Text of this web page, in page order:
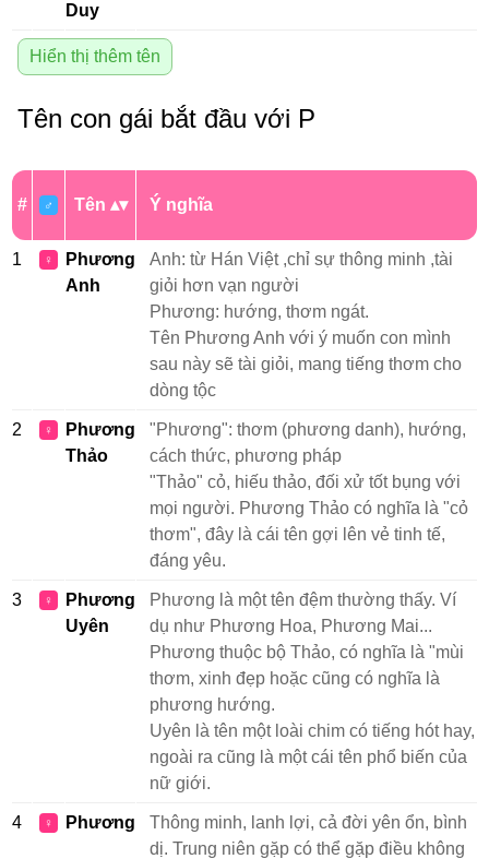
Duy
Hiển thị thêm tên
Tên con gái bắt đầu với P
# ♂ Tên Ý nghĩa
1 ♀
Phương
Anh
Anh: từ Hán Việt ,chỉ sự thông minh ,tài
giỏi hơn vạn người
Phương: hướng, thơm ngát.
Tên Phương Anh với ý muốn con mình
sau này sẽ tài giỏi, mang tiếng thơm cho
dòng tộc
2 ♀
Phương
Thảo
"Phương": thơm (phương danh), hướng,
cách thức, phương pháp
"Thảo" cỏ, hiếu thảo, đối xử tốt bụng với
mọi người. Phương Thảo có nghĩa là "cỏ
thơm", đây là cái tên gợi lên vẻ tinh tế,
đáng yêu.
3 ♀
Phương
Uyên
Phương là một tên đệm thường thấy. Ví
dụ như Phương Hoa, Phương Mai...
Phương thuộc bộ Thảo, có nghĩa là "mùi
thơm, xinh đẹp hoặc cũng có nghĩa là
phương hướng.
Uyên là tên một loài chim có tiếng hót hay,
ngoài ra cũng là một cái tên phổ biến của
nữ giới.
4 ♀ Phương
Thông minh, lanh lợi, cả đời yên ổn, bình
dị. Trung niên gặp có thể gặp điều không